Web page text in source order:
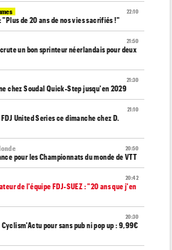
22:10
de 20 ans de nos vies sacrifiés !"
21:50
un bon sprinteur néerlandais pour deux
21:30
chez Soudal Quick-Step jusqu'en 2029
21:10
FDJ United Series ce dimanche chez D.
20:50
pour les Championnats du monde de VTT
20:42
de l'équipe FDJ-SUEZ : "20 ans que j'en
20:30
pour sans pub ni pop up : 9,99€